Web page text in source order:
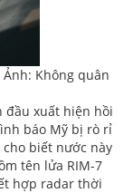
Không quân
đầu xuất hiện hồi
báo Mỹ bị rò rỉ
biết nước này
tên lửa RIM-7
hợp radar thời